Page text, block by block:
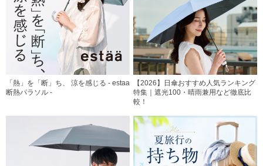
「熱」を「断」ち、 涼を感じる - estaa
断熱パラソル -
【2026】日傘おすすめ人気ランキング
特集｜遮光100・晴雨兼用など徹底比
較！